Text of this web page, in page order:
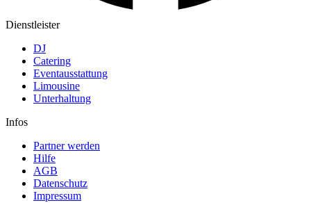
Dienstleister
DJ
Catering
Eventausstattung
Limousine
Unterhaltung
Infos
Partner werden
Hilfe
AGB
Datenschutz
Impressum